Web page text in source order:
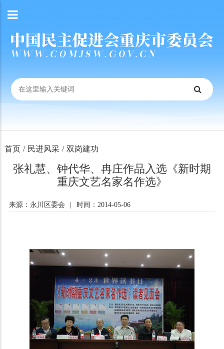
首页 / 民进风采 / 双岗建功
张礼慧、钟代华、冉庄作品入选《新时期
重庆文艺名家名作选》
来源：永川区委会 时间：2014-05-06